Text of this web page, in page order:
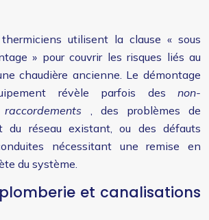
utilisent la clause « sous
» pour couvrir les risques liés au
chaudière ancienne. Le démontage
révèle parfois des non-
, des problèmes de
du réseau existant, ou des défauts
nécessitant une remise en
du système.
et canalisations